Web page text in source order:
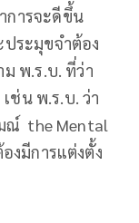
ารจะดีขึ้น
ระมุขจำต้อง
พ.ร.บ. ที่ว่า
ช่น พ.ร.บ. ว่า
ณ์ the Mental
งมีการแต่งตั้ง